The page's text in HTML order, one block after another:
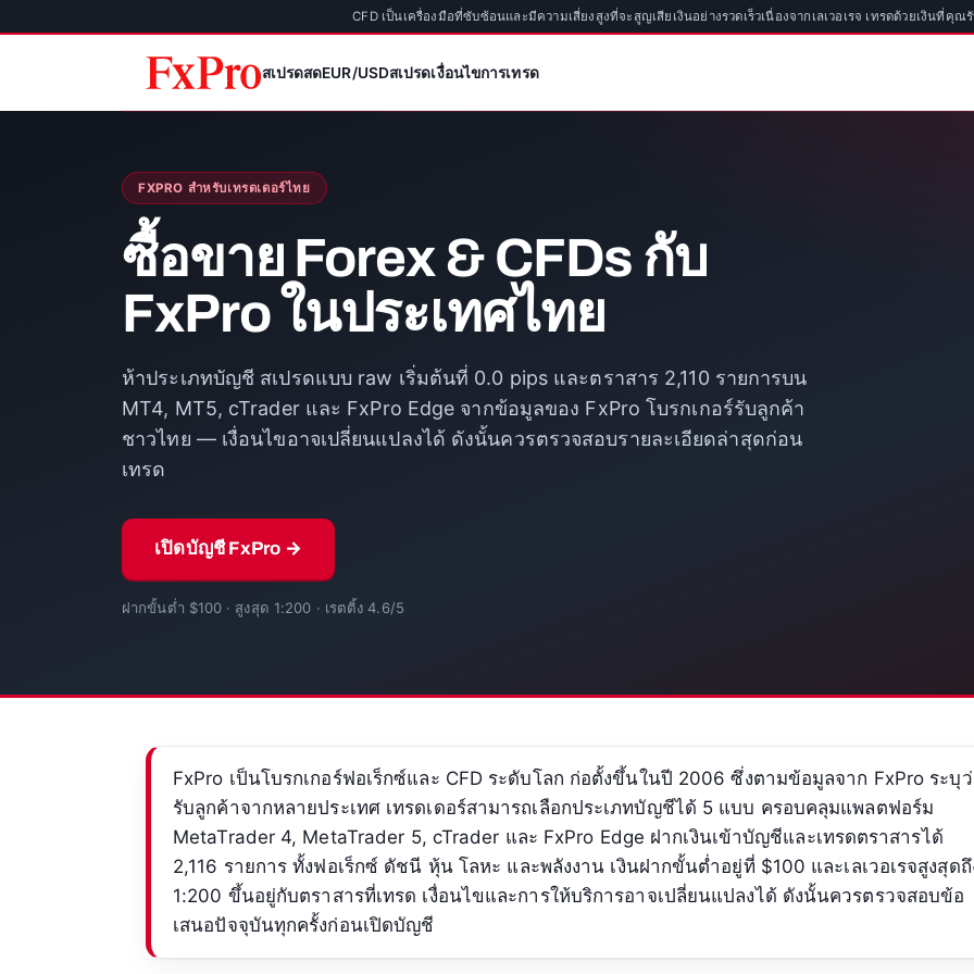
CFD เป็นเครื่องมือที่ซับซ้อนและมีความเสี่ยงสูงที่จะสูญเสียเงินอย่างรวดเร็วเนื่องจากเลเวอเรจ เทรดด้วยเงินที่คุ
สเปรดสดEUR/USDสเปรดเงื่อนไขการเทรด
FXPRO สำหรับเทรดเดอร์ไทย
ซื้อขาย Forex & CFDs กับ
FxPro ในประเทศไทย
ห้าประเภทบัญชี สเปรดแบบ raw เริ่มต้นที่ 0.0 pips และตราสาร 2,110 รายการบน
MT4, MT5, cTrader และ FxPro Edge จากข้อมูลของ FxPro โบรกเกอร์รับลูกค้า
ชาวไทย — เงื่อนไขอาจเปลี่ยนแปลงได้ ดังนั้นควรตรวจสอบรายละเอียดล่าสุดก่อน
เทรด
เปิดบัญชี FxPro →
ฝากขั้นต่ำ $100 · สูงสุด 1:200 · เรตติ้ง 4.6/5
FxPro เป็นโบรกเกอร์ฟอเร็กซ์และ CFD ระดับโลก ก่อตั้งขึ้นในปี 2006 ซึ่งตามข้อมูลจาก FxPro ระบุ
รับลูกค้าจากหลายประเทศ เทรดเดอร์สามารถเลือกประเภทบัญชีได้ 5 แบบ ครอบคลุมแพลตฟอร์ม
MetaTrader 4, MetaTrader 5, cTrader และ FxPro Edge ฝากเงินเข้าบัญชีและเทรดตราสารได้
2,116 รายการ ทั้งฟอเร็กซ์ ดัชนี หุ้น โลหะ และพลังงาน เงินฝากขั้นต่ำอยู่ที่ $100 และเลเวอเรจสูงสุดถึ
1:200 ขึ้นอยู่กับตราสารที่เทรด เงื่อนไขและการให้บริการอาจเปลี่ยนแปลงได้ ดังนั้นควรตรวจสอบข้อ
เสนอปัจจุบันทุกครั้งก่อนเปิดบัญชี